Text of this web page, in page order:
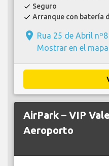
check Seguro
check Arranque con batería
place Rua 25 de Abril
Mostrar en el mapa
AirPark – VIP
Aeroporto